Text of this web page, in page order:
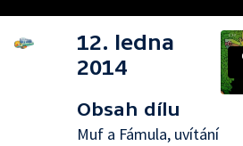
12. ledna
2014
Obsah dílu
Muf a Fámula, uvítání